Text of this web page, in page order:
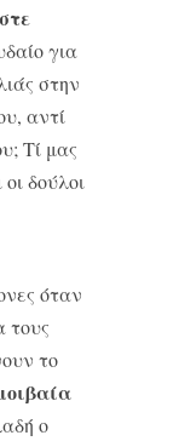
για
στην
αντί
Τί μας
δούλοι
όταν
τους
το
ο